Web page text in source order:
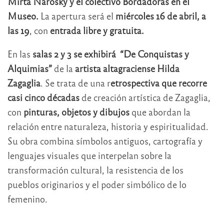
Museo. La apertura será el miércoles 16 de abril, a
las 19, con entrada libre y gratuita.
En las salas 2 y 3 se exhibirá “De Conquistas y
Alquimias” de la artista altagraciense Hilda
Zagaglia. Se trata de una retrospectiva que recorre
casi cinco décadas de creación artística de Zagaglia,
con pinturas, objetos y dibujos que abordan la
relación entre naturaleza, historia y espiritualidad.
Su obra combina símbolos antiguos, cartografía y
lenguajes visuales que interpelan sobre la
transformación cultural, la resistencia de los
pueblos originarios y el poder simbólico de lo
femenino.